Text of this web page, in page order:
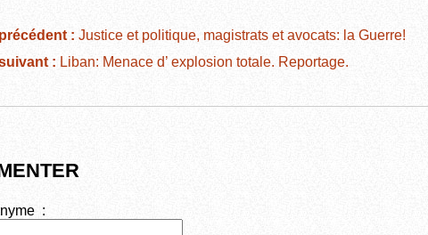
er
di
t
g
er
: Justice et politique, magistrats et avocats: la Guerre!
: Liban: Menace d’ explosion totale. Reportage.
: